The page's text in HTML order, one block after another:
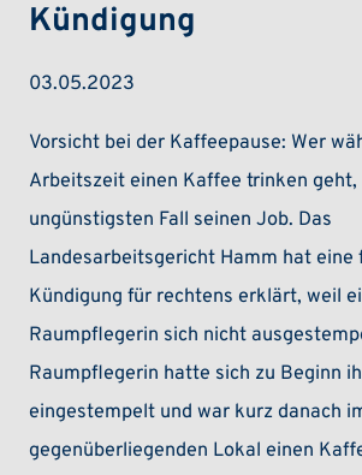
Kündigung
03.05.2023
Vorsicht bei der Kaffeepause: Wer
Arbeitszeit einen Kaffee trinken
ungünstigsten Fall seinen Job. Das
Landesarbeitsgericht Hamm hat eine
Kündigung für rechtens erklärt, weil
Raumpflegerin sich nicht
Raumpflegerin hatte sich zu Beginn
eingestempelt und war kurz danach
gegenüberliegenden Lokal einen